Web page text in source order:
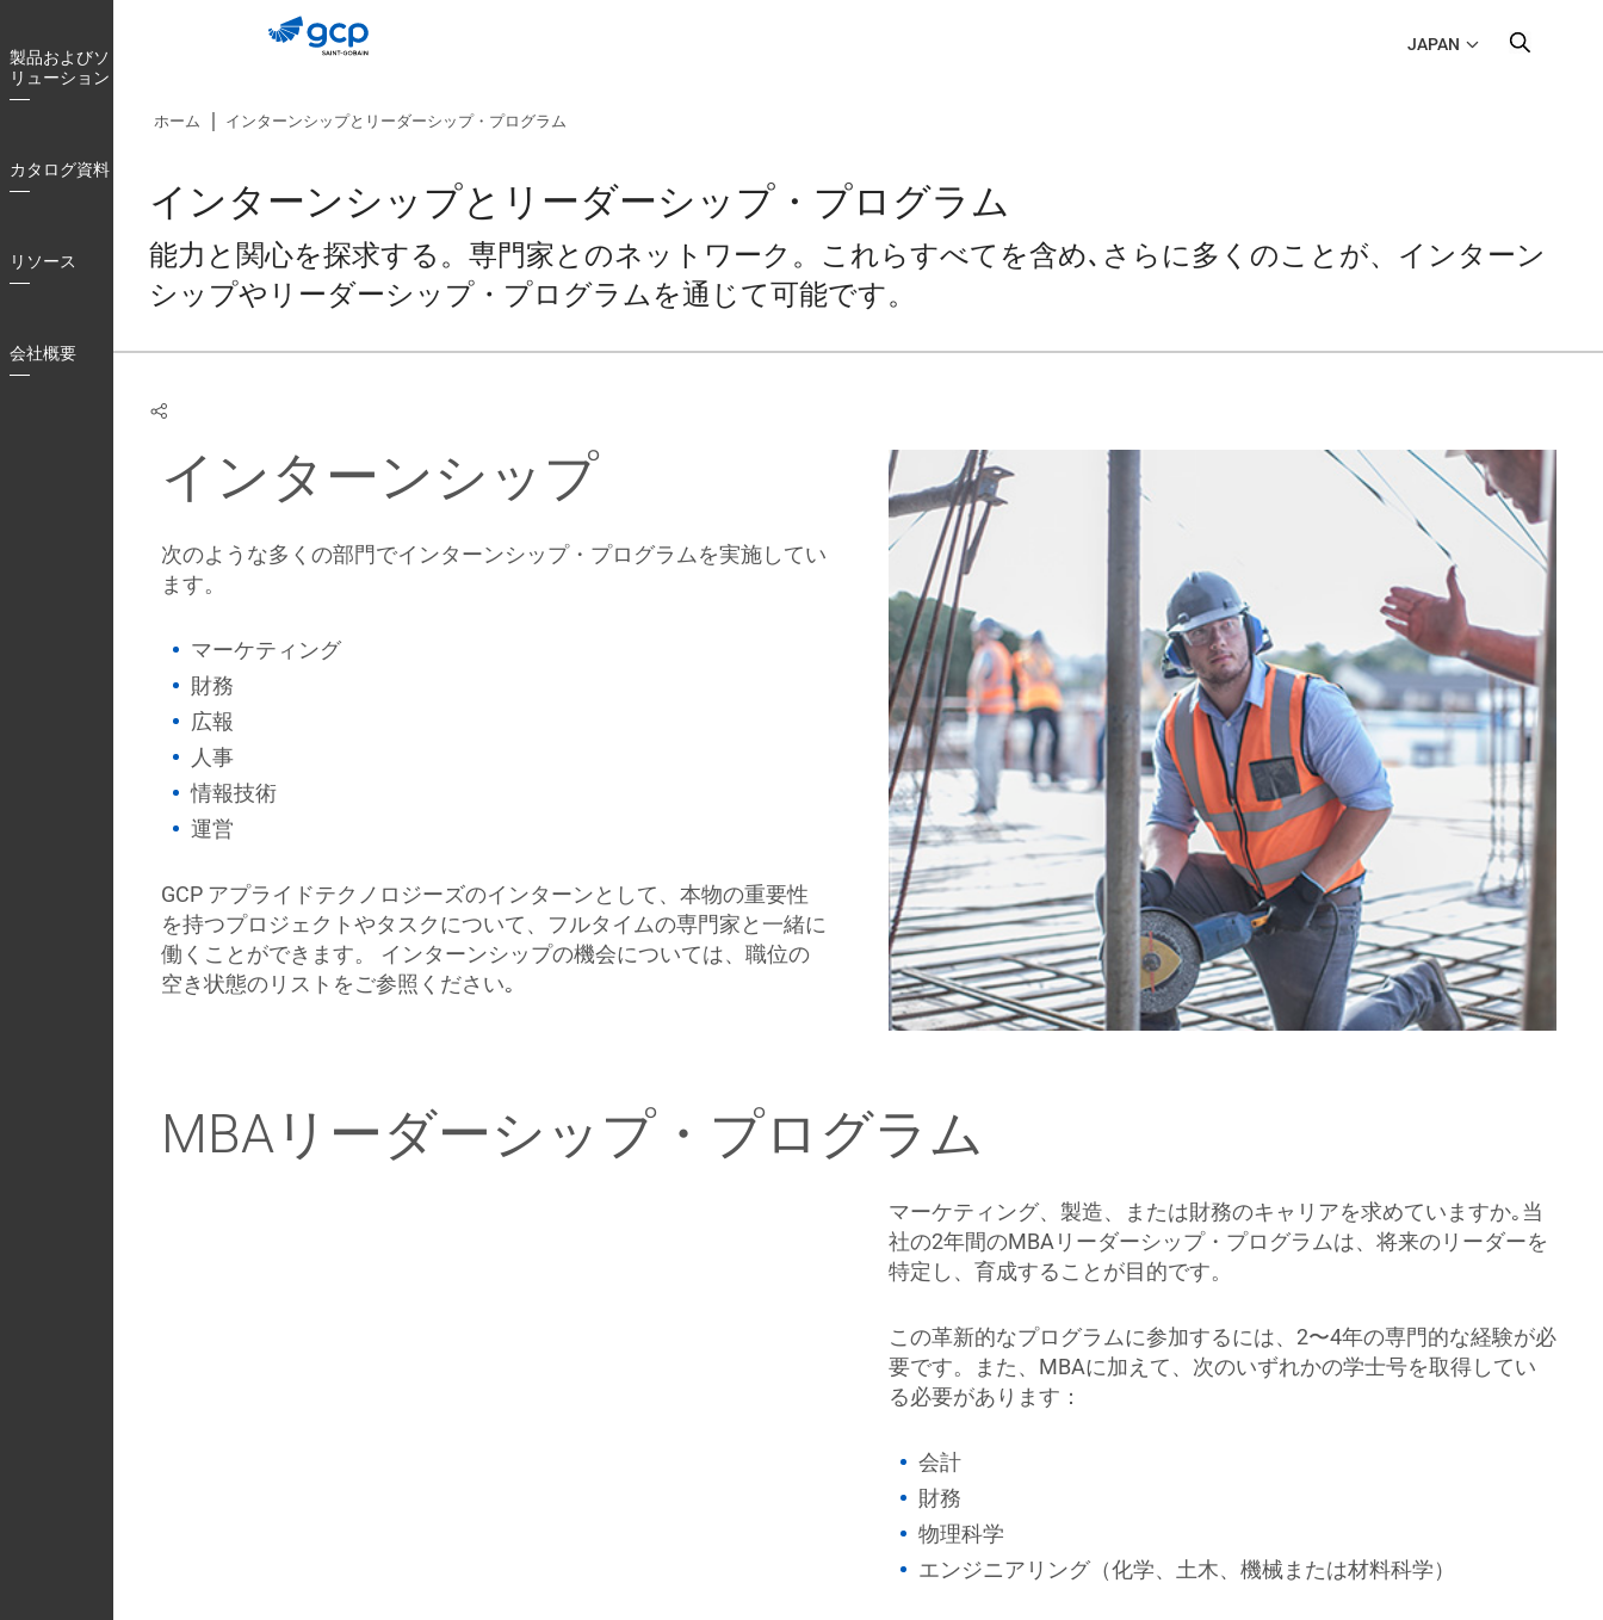
to
main
navigation
製品およびソ
リューション
カタログ資料
リソース
会社概要
JAPAN
ホーム インターンシップとリーダーシップ・プログラム
インターンシップとリーダーシップ・プログラム
能力と関心を探求する。専門家とのネットワーク。これらすべてを含め､さらに多くのことが、インターン
シップやリーダーシップ・プログラムを通じて可能です。
インターンシップ
次のような多くの部門でインターンシップ・プログラムを実施してい
ます。
マーケティング
財務
広報
人事
情報技術
運営
GCP アプライドテクノロジーズのインターンとして、本物の重要性
を持つプロジェクトやタスクについて、フルタイムの専門家と一緒に
働くことができます。 インターンシップの機会については、職位の
空き状態のリストをご参照ください｡
MBAリーダーシップ・プログラム
マーケティング、製造、または財務のキャリアを求めていますか｡当
社の2年間のMBAリーダーシップ・プログラムは、将来のリーダーを
特定し、育成することが目的です。
この革新的なプログラムに参加するには、2〜4年の専門的な経験が必
要です。また、MBAに加えて、次のいずれかの学士号を取得してい
る必要があります：
会計
財務
物理科学
エンジニアリング（化学、土木、機械または材料科学）